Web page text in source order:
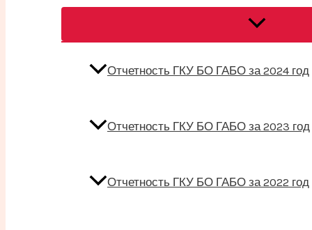
Отчетность ГКУ БО ГАБО за 2024 год
Отчетность ГКУ БО ГАБО за 2023 год
Отчетность ГКУ БО ГАБО за 2022 год